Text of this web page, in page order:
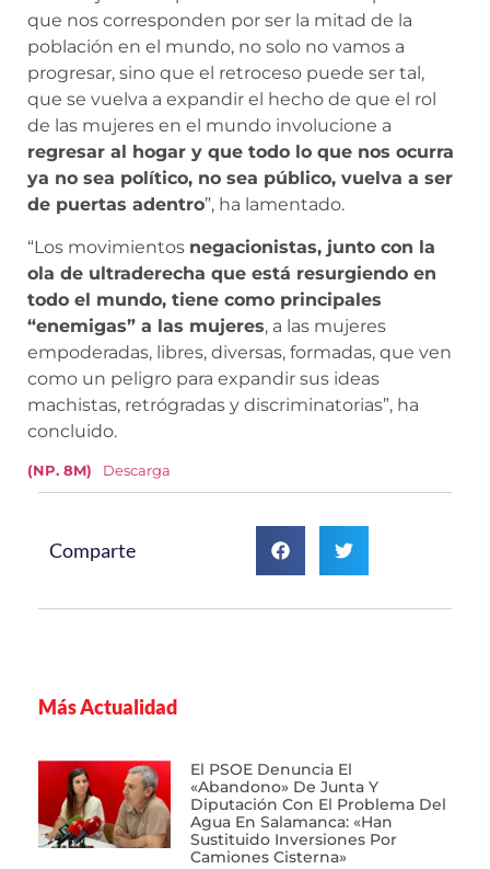
que nos corresponden por ser la mitad de la
población en el mundo, no solo no vamos a
progresar, sino que el retroceso puede ser tal,
que se vuelva a expandir el hecho de que el rol
de las mujeres en el mundo involucione a
regresar al hogar y que todo lo que nos ocurra
ya no sea político, no sea público, vuelva a ser
de puertas adentro”, ha lamentado.
“Los movimientos negacionistas, junto con la
ola de ultraderecha que está resurgiendo en
todo el mundo, tiene como principales
“enemigas” a las mujeres, a las mujeres
empoderadas, libres, diversas, formadas, que ven
como un peligro para expandir sus ideas
machistas, retrógradas y discriminatorias”, ha
concluido.
(NP. 8M) Descarga
Comparte
Más Actualidad
El PSOE Denuncia El
«abandono» De Junta Y
Diputación Con El Problema Del
Agua En Salamanca: «Han
Sustituido Inversiones Por
Camiones Cisterna»